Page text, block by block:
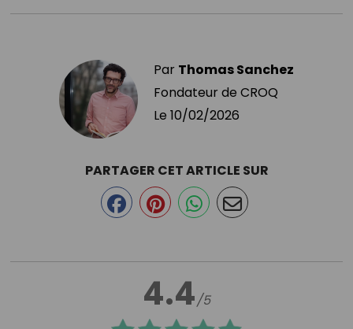
Par Thomas Sanchez
Fondateur de CROQ
Le 10/02/2026
4.4/5
PARTAGER CET ARTICLE SUR